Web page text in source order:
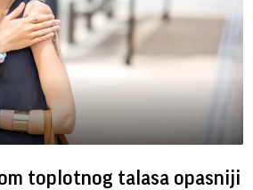
toplotnog talasa opasniji